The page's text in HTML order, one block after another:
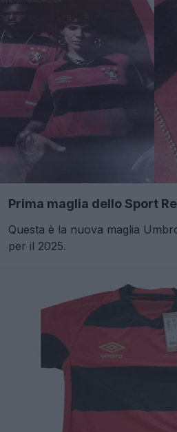
Prima maglia dello Sport
Questa è la nuova maglia
per il 2025.